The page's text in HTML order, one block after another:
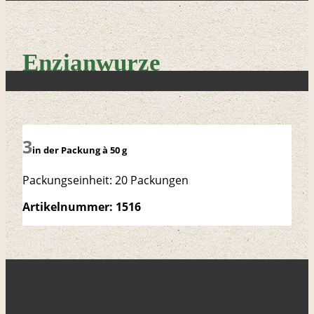
Enzianwurze
in der Packung à 50 g
Packungseinheit: 20 Packungen
Artikelnummer: 1516